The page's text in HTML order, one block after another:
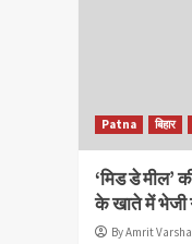
Patna बिहार
‘मिड डे मील’
के खाते में भेजी
By Amrit Varsha